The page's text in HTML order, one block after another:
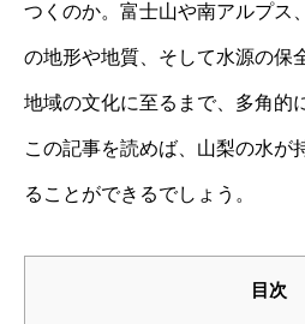
つくのか。富士山や南アルプス
の地形や地質、そして水源の保
地域の文化に至るまで、多角的
この記事を読めば、山梨の水が
ることができるでしょう。
目次